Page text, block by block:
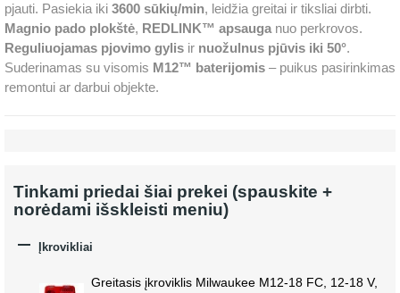
pjauti. Pasiekia iki 3600 sūkių/min, leidžia greitai ir tiksliai dirbti.
Magnio pado plokštė, REDLINK™ apsauga nuo perkrovos.
Reguliuojamas pjovimo gylis ir nuožulnus pjūvis iki 50°.
Suderinamas su visomis M12™ baterijomis – puikus pasirinkimas
remontui ar darbui objekte.
Tinkami priedai šiai prekei (spauskite +
norėdami išskleisti meniu)
 Įkrovikliai
Greitasis įkroviklis Milwaukee M12-18 FC, 12-18 V,